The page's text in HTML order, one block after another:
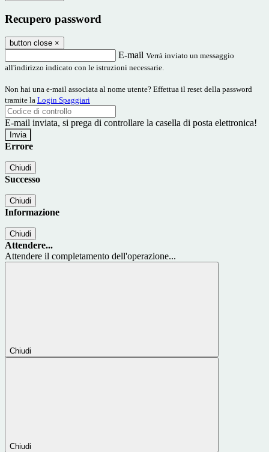
Recupero password
button close ×
E-mail Verrà inviato un messaggio
all'indirizzo indicato con le istruzioni necessarie.
Non hai una e-mail associata al nome utente? Effettua il reset della password
tramite la Login Spaggiari
E-mail inviata, si prega di controllare la casella di posta elettronica!
Errore
Chiudi
Successo
Chiudi
Informazione
Chiudi
Attendere...
Attendere il completamento dell'operazione...
Chiudi
Chiudi